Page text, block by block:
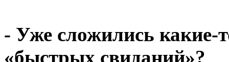
- Уже сложились какие-
«быстрых свиданий»?